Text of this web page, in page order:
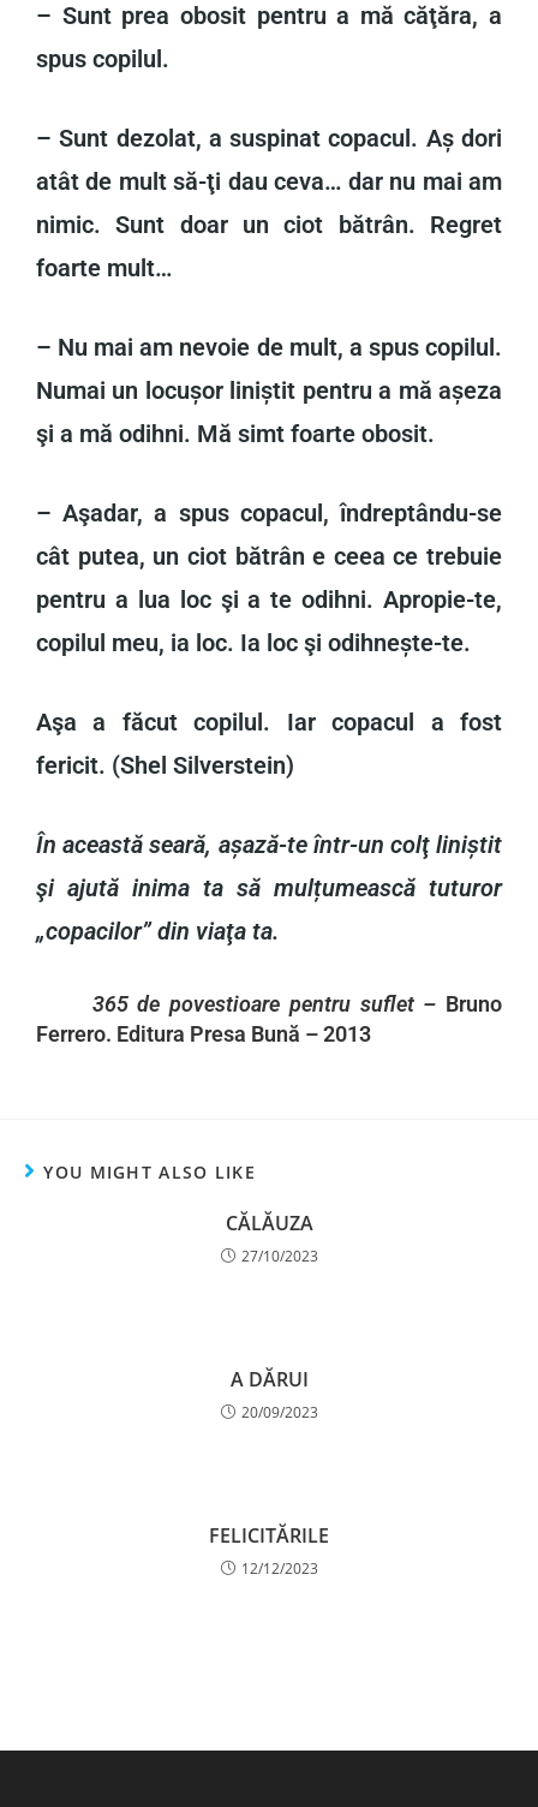
– Sunt prea obosit pentru a mă căţăra, a
spus copilul.
– Sunt dezolat, a suspinat copacul. Aș dori
atât de mult să-ţi dau ceva… dar nu mai am
nimic. Sunt doar un ciot bătrân. Regret
foarte mult…
– Nu mai am nevoie de mult, a spus copilul.
Numai un locușor liniștit pentru a mă așeza
şi a mă odihni. Mă simt foarte obosit.
– Aşadar, a spus copacul, îndreptându-se
cât putea, un ciot bătrân e ceea ce trebuie
pentru a lua loc şi a te odihni. Apropie-te,
copilul meu, ia loc. Ia loc şi odihnește-te.
Aşa a făcut copilul. Iar copacul a fost
fericit. (Shel Silverstein)
În această seară, așază-te într-un colţ liniștit
şi ajută inima ta să mulțumească tuturor
„copacilor” din viaţa ta.
365 de povestioare pentru suflet – Bruno
Ferrero. Editura Presa Bună – 2013
YOU MIGHT ALSO LIKE
CĂLĂUZA
27/10/2023
A DĂRUI
20/09/2023
FELICITĂRILE
12/12/2023